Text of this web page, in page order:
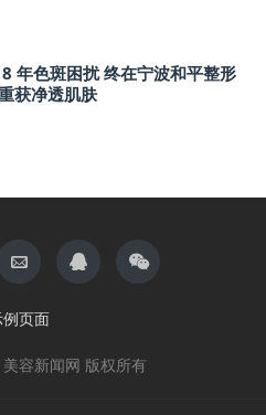
年色斑困扰 终在宁波和平整形
获净透肌肤
页面
容新闻网 版权所有